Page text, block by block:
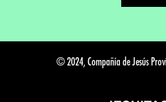
© 2024, Compañía de Jesús